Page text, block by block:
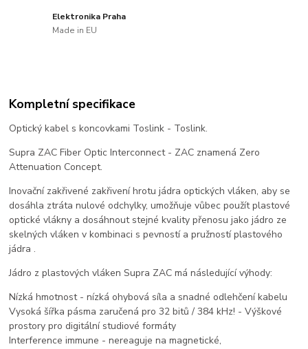
Elektronika Praha
Made in EU
Kompletní specifikace
Optický kabel s koncovkami Toslink - Toslink.
Supra ZAC Fiber Optic Interconnect - ZAC znamená Zero
Attenuation Concept.
Inovační zakřivené zakřivení hrotu jádra optických vláken, aby se
dosáhla ztráta nulové odchylky, umožňuje vůbec použít plastové
optické vlákny a dosáhnout stejné kvality přenosu jako jádro ze
skelných vláken v kombinaci s pevností a pružností plastového
jádra .
Jádro z plastových vláken Supra ZAC má následující výhody:
Nízká hmotnost - nízká ohybová síla a snadné odlehčení kabelu
Vysoká šířka pásma zaručená pro 32 bitů / 384 kHz! - Výškové
prostory pro digitální studiové formáty
Interference immune - nereaguje na magnetické,